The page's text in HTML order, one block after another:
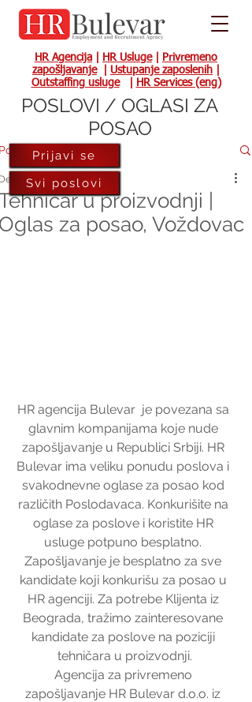
HR Agencija HR Usluge|
Privremeno
zapošljavanje| Ustupanje zaposlenih
Outstaffing usluge| HR Services (eng)
u proizvodnji |
za posao, Voždovac
14, 2023
HR agencija Bulevar  je povezana sa
glavnim kompanijama koje nude
zapošljavanje u Republici Srbiji. HR
Bulevar ima veliku ponudu poslova i
svakodnevne oglase za posao kod
različith Poslodavaca. Konkurišite na
oglase za poslove i koristite HR
usluge potpuno besplatno.
Zapošljavanje je besplatno za sve
kandidate koji konkurišu za posao u
HR agenciji. Za potrebe Klijenta iz
Beograda, tražimo zainteresovane
kandidate za poslove na poziciji
tehničara u proizvodnji.
Agencija za privremeno
zapošljavanje HR Bulevar d.o.o. iz
Prijavi se
Svi poslovi
POSLOVI / OGLASI ZA
POSAO